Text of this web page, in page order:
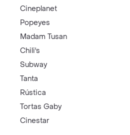
Cineplanet
Popeyes
Madam Tusan
Chili's
Subway
Tanta
Rústica
Tortas Gaby
Cinestar